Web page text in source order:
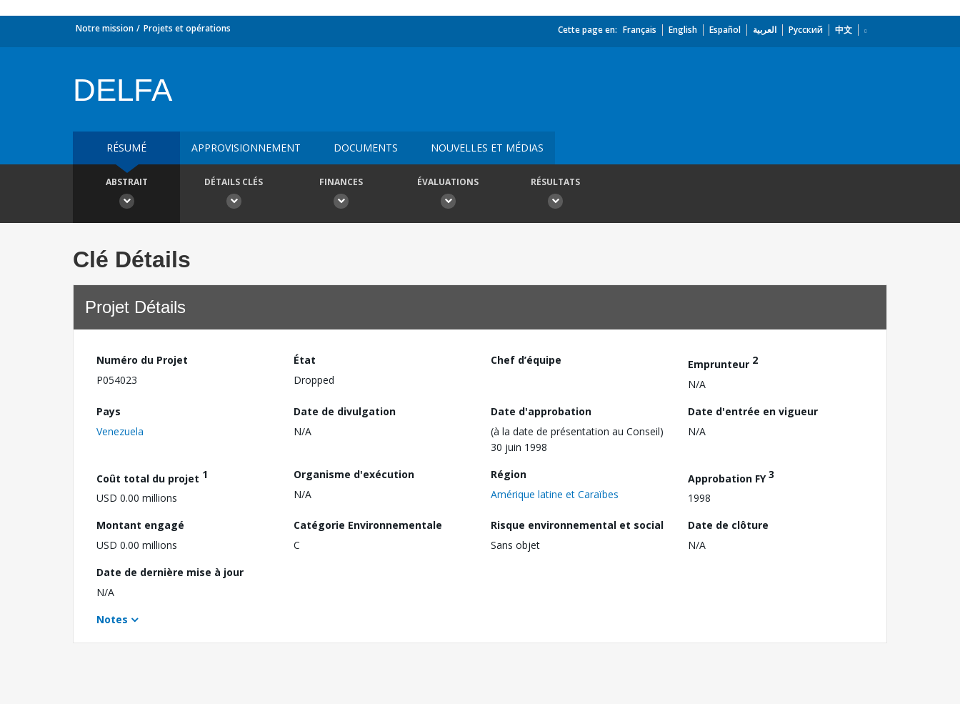
Notre mission Projets et opérations Cette page en: Français English Español العربية Русский 中文
DELFA
RÉSUMÉ APPROVISIONNEMENT DOCUMENTS NOUVELLES ET MÉDIAS
ABSTRAIT DÉTAILS CLÉS FINANCES ÉVALUATIONS RÉSULTATS
Clé Détails
Projet Détails
Numéro du Projet
P054023
État
Dropped
Chef d’équipe Emprunteur 2
N/A
Pays
Venezuela
Date de divulgation
N/A
Date d'approbation
(à la date de présentation au Conseil)
30 juin 1998
Date d'entrée en vigueur
N/A
Coût total du projet 1
USD 0.00 millions
Organisme d'exécution
N/A
Région
Amérique latine et Caraïbes
Approbation FY3
1998
Montant engagé
USD 0.00 millions
Catégorie Environnementale
C
Risque environnemental et social
Sans objet
Date de clôture
N/A
Date de dernière mise à jour
N/A
Notes